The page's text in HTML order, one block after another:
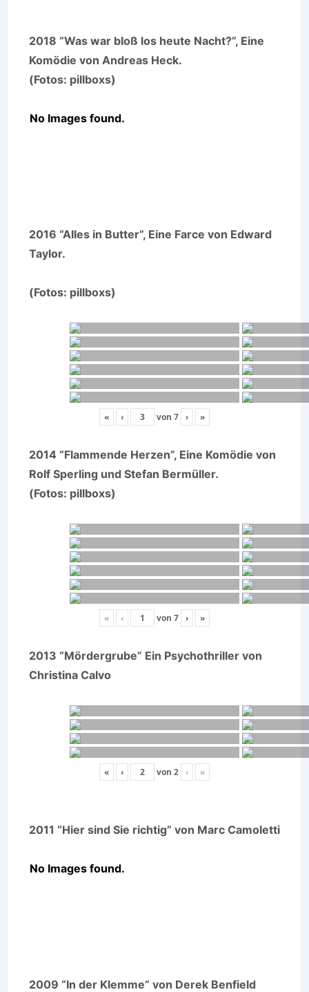
2018 “Was war bloß los heute Nacht?”, Eine
Komödie von Andreas Heck.
(Fotos: pillboxs)
No Images found.
2016 “Alles in Butter”, Eine Farce von Edward
Taylor.
(Fotos: pillboxs)
« ‹ von 7 › »
2014 “Flammende Herzen”, Eine Komödie von
Rolf Sperling und Stefan Bermüller.
(Fotos: pillboxs)
« ‹ von 7 › »
2013 “Mördergrube” Ein Psychothriller von
Christina Calvo
« ‹ von 2 › »
2011 “Hier sind Sie richtig” von Marc Camoletti
No Images found.
2009 “In der Klemme” von Derek Benfield